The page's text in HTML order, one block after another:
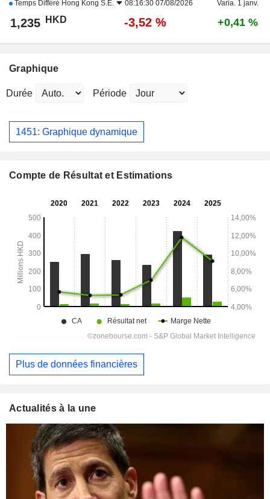
Temps Différé Hong Kong S.E. 08:16:30 07/08/2026 Varia. 1 janv.
1,235 HKD -3,52 % +0,41 %
Graphique
Durée Période
1451: Graphique dynamique
Compte de Résultat et Estimations
Plus de données financières
Actualités à la une